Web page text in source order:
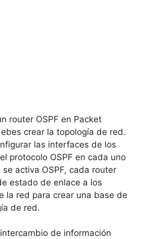
router OSPF en Packet
crear la topología de red.
las interfaces de los
protocolo OSPF en cada uno
activa OSPF, cada router
estado de enlace a los
la red para crear una base de
de red.
de información